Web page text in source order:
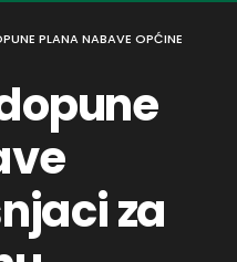
PLANA NABAVE OPĆINE
za